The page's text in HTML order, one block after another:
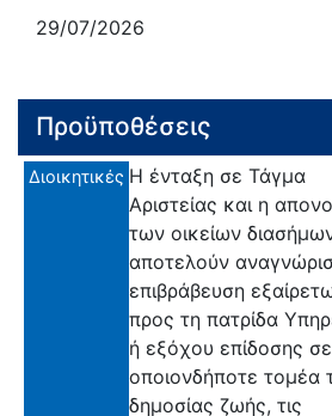
29/07/2026
Προϋποθέσεις
Διοικητικές Η ένταξη σε Τάγμα
Αριστείας και η
των οικείων
αποτελούν
επιβράβευση
προς τη πατρίδα
ή εξόχου επίδοσης σε
οποιονδήποτε τομέα
δημοσίας ζωής, τις